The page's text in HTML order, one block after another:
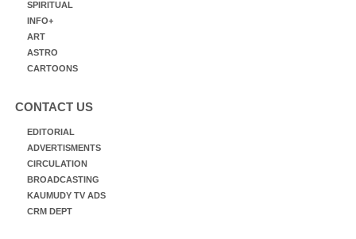
SPIRITUAL
INFO+
ART
ASTRO
CARTOONS
CONTACT US
EDITORIAL
ADVERTISMENTS
CIRCULATION
BROADCASTING
KAUMUDY TV ADS
CRM DEPT